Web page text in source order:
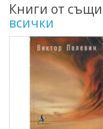
Книги от
всички